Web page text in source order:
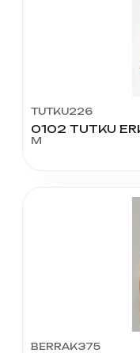
TUTKU226
M
BERRAK375